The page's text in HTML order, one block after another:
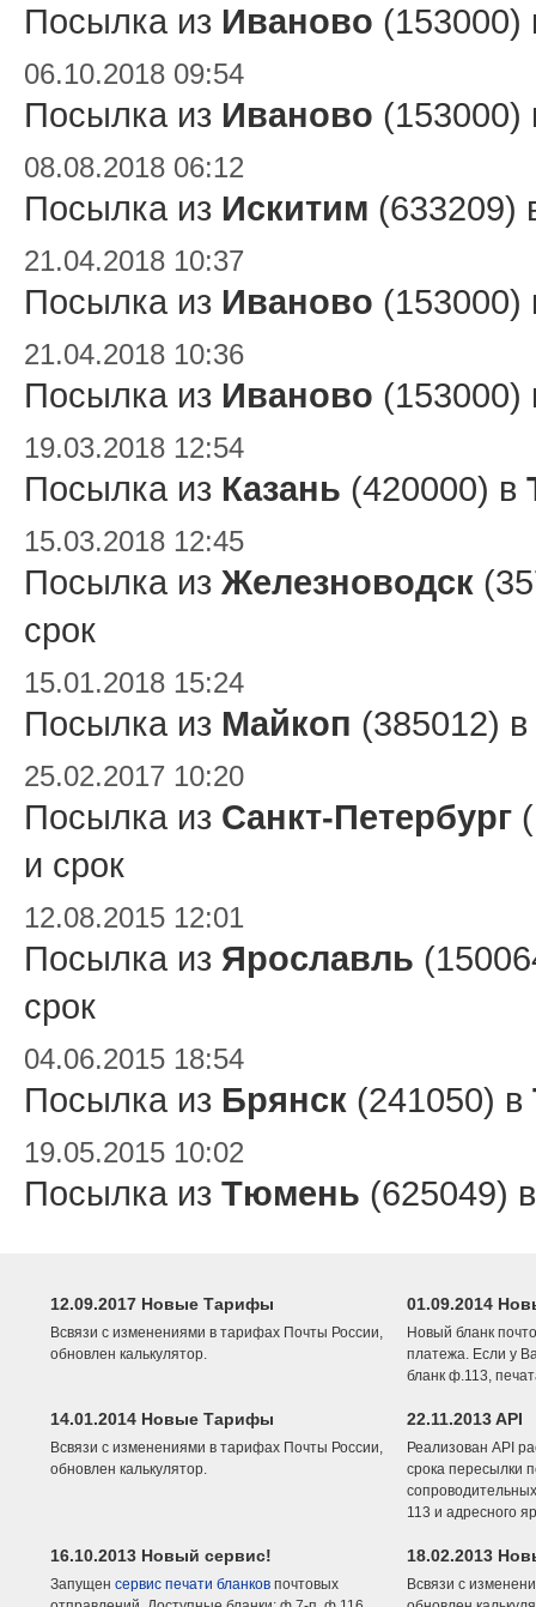
Посылка из Иваново
06.10.2018 09:54
Посылка из Иваново
08.08.2018 06:12
Посылка из Искитим (633209)
21.04.2018 10:37
Посылка из Иваново
21.04.2018 10:36
Посылка из Иваново
19.03.2018 12:54
Посылка из Казань (420000) в
15.03.2018 12:45
Посылка из Железноводск
срок
15.01.2018 15:24
Посылка из Майкоп (385012) в
25.02.2017 10:20
Посылка из Санкт-Петербург
и срок
12.08.2015 12:01
Посылка из Ярославль
срок
04.06.2015 18:54
Посылка из Брянск (241050) в
19.05.2015 10:02
Посылка из Тюмень (625049)
12.09.2017 Новые Тарифы
Всвязи с изменениями в тарифах Почты России,
обновлен калькулятор.
01.09.2014
Новый бланк
платежа. Если у
бланк ф.113,
14.01.2014 Новые Тарифы
Всвязи с изменениями в тарифах Почты России,
обновлен калькулятор.
22.11.2013 API
Реализован API
срока пересылки
113 и адресного
16.10.2013 Новый сервис!
Запущен сервис печати бланков почтовых
18.02.2013
Всвязи с